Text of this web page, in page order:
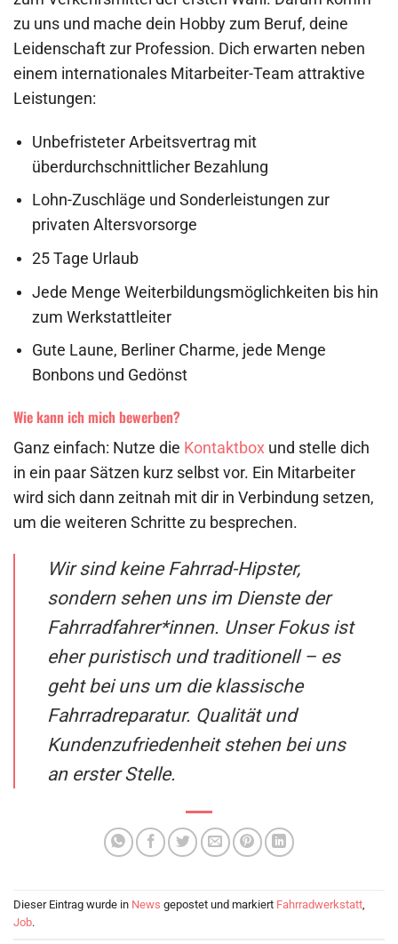
zu uns und mache dein Hobby zum Beruf, deine
Leidenschaft zur Profession. Dich erwarten neben
einem internationales Mitarbeiter-Team attraktive
Leistungen:
Unbefristeter Arbeitsvertrag mit
überdurchschnittlicher Bezahlung
Lohn-Zuschläge und Sonderleistungen zur
privaten Altersvorsorge
25 Tage Urlaub
Jede Menge Weiterbildungsmöglichkeiten bis hin
zum Werkstattleiter
Gute Laune, Berliner Charme, jede Menge
Bonbons und Gedönst
Wie kann ich mich bewerben?
Ganz einfach: Nutze die Kontaktbox und stelle dich
in ein paar Sätzen kurz selbst vor. Ein Mitarbeiter
wird sich dann zeitnah mit dir in Verbindung setzen,
um die weiteren Schritte zu besprechen.
Wir sind keine Fahrrad-Hipster,
sondern sehen uns im Dienste der
Fahrradfahrer*innen. Unser Fokus ist
eher puristisch und traditionell – es
geht bei uns um die klassische
Fahrradreparatur. Qualität und
Kundenzufriedenheit stehen bei uns
an erster Stelle.
Dieser Eintrag wurde in News gepostet und markiert Fahrradwerkstatt,
Job.